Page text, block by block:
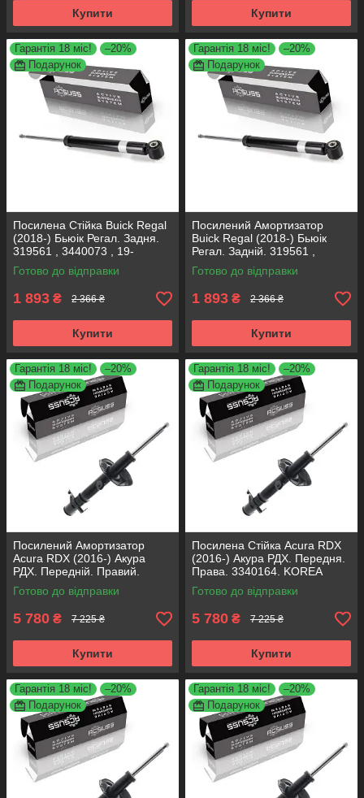
Купити Купити
Гарантія 18 міс!
–20%
Подарунок
Посилена Стійка Buick Regal
(2018-) Бьюік Регал. Задня.
319561 , 3440073 , 19-
280615. KOREA Аксусс!
Готово до відправки
1 893 ₴ 2 366 ₴
Купити
Гарантія 18 міс!
–20%
Подарунок
Посилений Амортизатор
Buick Regal (2018-) Бьюік
Регал. Задній. 319561 ,
3440073 , 19-280615. KOREA
Аксусс!
Готово до відправки
1 893 ₴ 2 366 ₴
Купити
Гарантія 18 міс!
–20%
Подарунок
Посилений Амортизатор
Acura RDX (2016-) Акура
РДХ. Передній. Правий.
3340164. KOREA Аксусс!
Готово до відправки
5 780 ₴ 7 225 ₴
Купити
Гарантія 18 міс!
–20%
Подарунок
Посилена Стійка Acura RDX
(2016-) Акура РДХ. Передня.
Права. 3340164. KOREA
Аксусс!
Готово до відправки
5 780 ₴ 7 225 ₴
Купити
Гарантія 18 міс!
–20%
Подарунок
Гарантія 18 міс!
–20%
Подарунок